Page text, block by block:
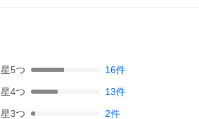
星5つ 16件
星4つ 13件
星3つ 2件